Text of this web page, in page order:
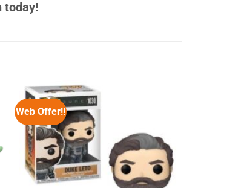
today!
Web Offer!!